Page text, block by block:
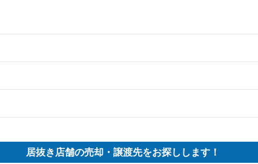
一覧
一覧
の案件一覧
案件一覧
件の案件一覧
物件の案件一覧
居抜き店舗の売却・譲渡先をお探しします！